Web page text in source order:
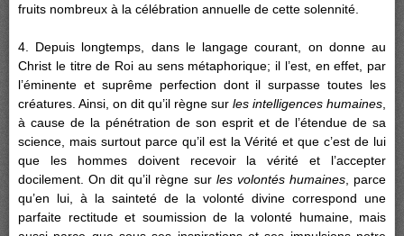
fruits nombreux à la célébration annuelle de cette solennité.
4. Depuis longtemps, dans le langage courant, on donne au
Christ le titre de Roi au sens métaphorique; il l’est, en effet, par
l’éminente et suprême perfection dont il surpasse toutes les
créatures. Ainsi, on dit qu’il règne sur les intelligences humaines
à cause de la pénétration de son esprit et de l’étendue de sa
science, mais surtout parce qu’il est la Vérité et que c’est de lui
que les hommes doivent recevoir la vérité et l’accepter
docilement. On dit qu’il règne sur les volontés humaines, parce
qu’en lui, à la sainteté de la volonté divine correspond une
parfaite rectitude et soumission de la volonté humaine, mais